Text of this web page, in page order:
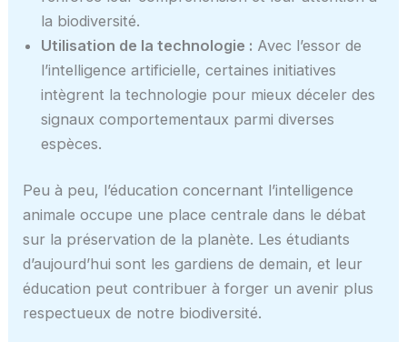
la biodiversité.
Utilisation de la technologie : Avec l’essor de
l’intelligence artificielle, certaines initiatives
intègrent la technologie pour mieux déceler des
signaux comportementaux parmi diverses
espèces.
Peu à peu, l’éducation concernant l’intelligence
animale occupe une place centrale dans le débat
sur la préservation de la planète. Les étudiants
d’aujourd’hui sont les gardiens de demain, et leur
éducation peut contribuer à forger un avenir plus
respectueux de notre biodiversité.